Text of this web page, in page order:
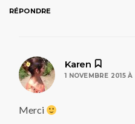
RÉPONDRE
Karen
1 NOVEMBRE 2015
Merci